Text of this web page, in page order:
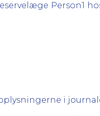
Person1
i